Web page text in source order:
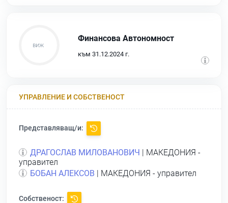
Финансова Автономност
към 31.12.2024 г.
УПРАВЛЕНИЕ И СОБСТВЕНОСТ
Представляващ/и:
ДРАГОСЛАВ МИЛОВАНОВИЧ
| МАКЕДОНИЯ -
управител
БОБАН АЛЕКСОВ | МАКЕДОНИЯ - управител
Собственост: